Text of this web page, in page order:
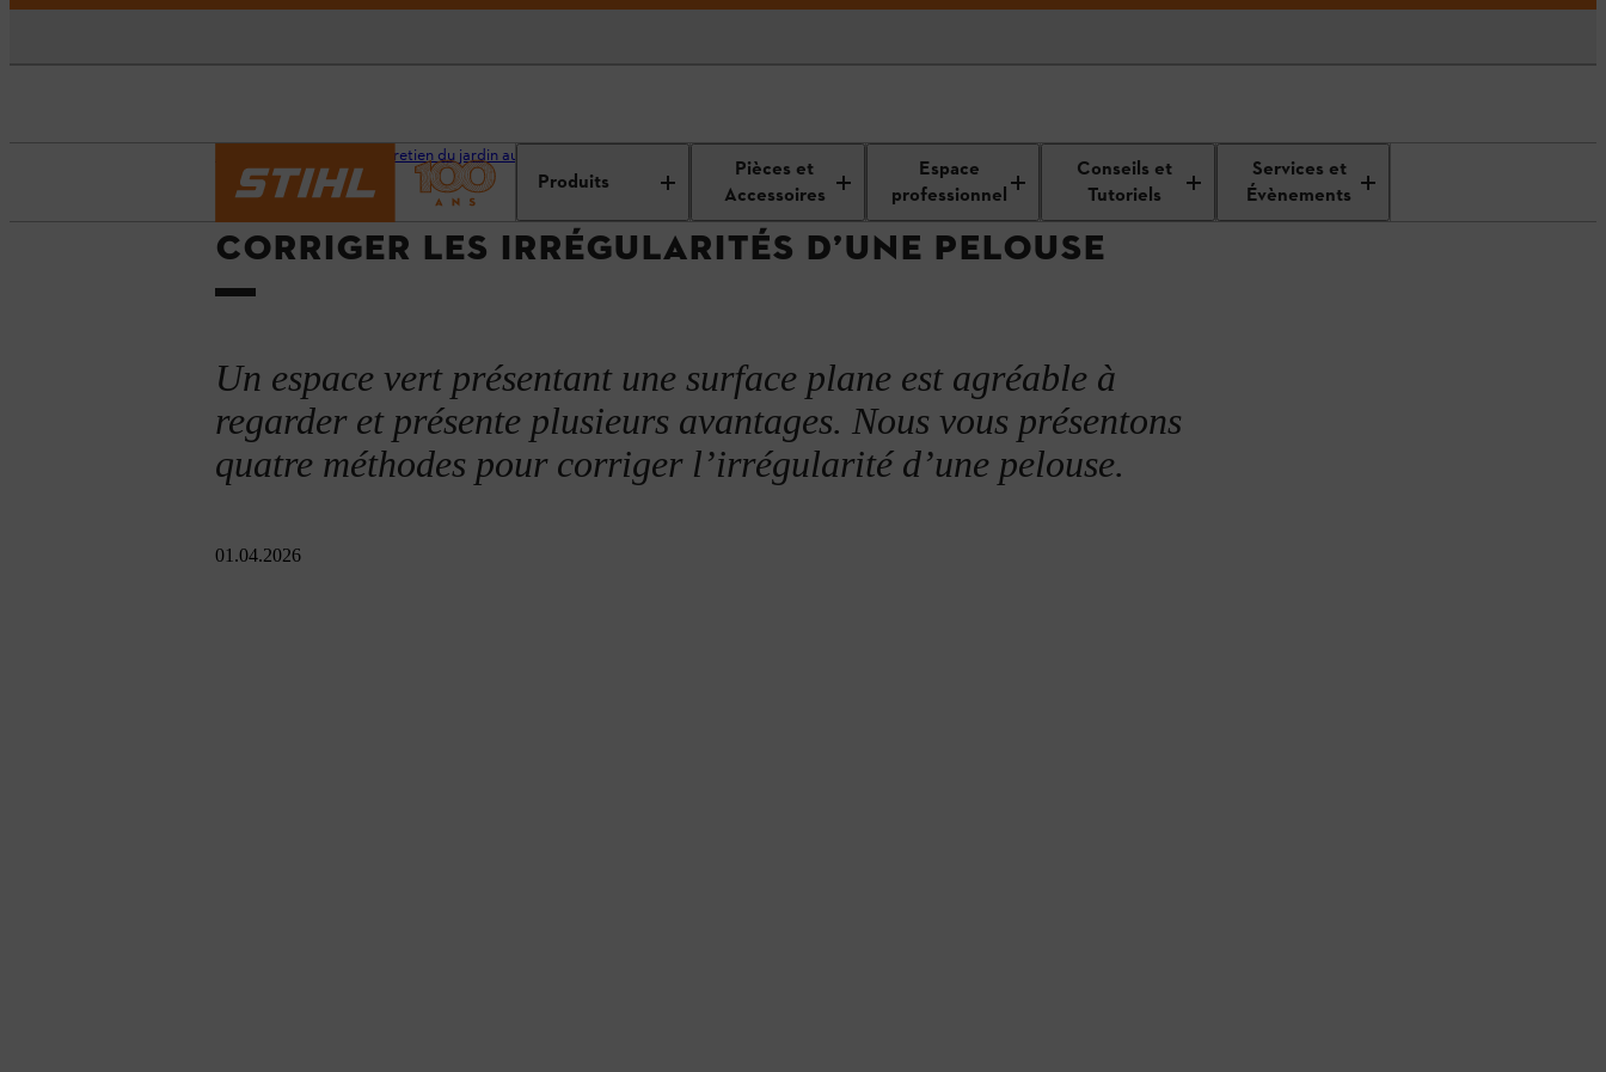
Produits
Pièces et
Accessoires
Espace
professionnel
Conseils et
Tutoriels
Services et
Évènements
Conseils d'entretien du jardin au printemps Nettoyage et entretien de votre jardin Entretien du gazon Rasen begradigen
CORRIGER LES IRRÉGULARITÉS D’UNE PELOUSE
Un espace vert présentant une surface plane est agréable à
regarder et présente plusieurs avantages. Nous vous présentons
quatre méthodes pour corriger l’irrégularité d’une pelouse.
01.04.2026